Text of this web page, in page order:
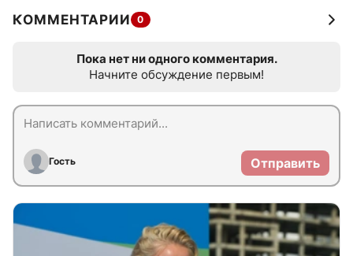
КОММЕНТАРИИ 0
Пока нет ни одного комментария.
Начните обсуждение первым!
Гость Отправить